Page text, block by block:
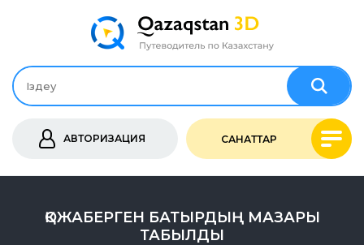
АВТОРИЗАЦИЯ САНАТТАР
ҚОЖАБЕРГЕН БАТЫРДЫҢ МАЗАРЫ
ТАБЫЛДЫ